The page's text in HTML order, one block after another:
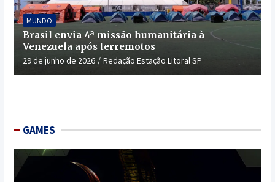
MUNDO
Brasil envia 4ª missão humanitária à
Venezuela após terremotos
29 de junho de 2026 Redação Estação Litoral SP
GAMES